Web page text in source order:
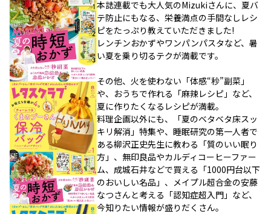
本誌連載でも大人気のMizukiさんに、夏バ
テ防止にもなる、栄養満点の手間なしレシ
ピをたっぷり教えていただきました!
レンチンおかずやワンパンパスタなど、暑
い夏を乗り切るテクが満載です。
その他、火を使わない「体感“秒”副菜」
や、おうちで作れる「麻辣レシピ」など、
夏に作りたくなるレシピが満載。
料理企画以外にも、「夏のベタベタ床スッ
キリ解消」特集や、睡眠研究の第一人者で
ある柳沢正史先生に教わる「質のいい眠り
方」、無印良品やカルディコーヒーファー
ム、成城石井などで買える「1000円台以下
のおいしい名品」、メイプル超合金の安藤
なつさんと考える「認知症超入門」など、
今知りたい情報が盛りだくさん。